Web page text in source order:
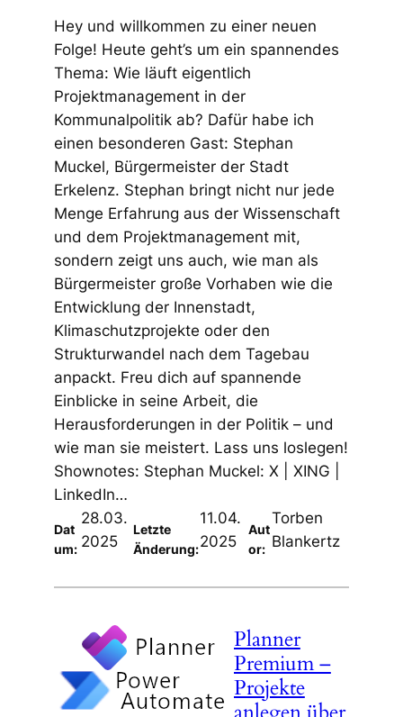
Hey und willkommen zu einer neuen
Folge! Heute geht’s um ein spannendes
Thema: Wie läuft eigentlich
Projektmanagement in der
Kommunalpolitik ab? Dafür habe ich
einen besonderen Gast: Stephan
Muckel, Bürgermeister der Stadt
Erkelenz. Stephan bringt nicht nur jede
Menge Erfahrung aus der Wissenschaft
und dem Projektmanagement mit,
sondern zeigt uns auch, wie man als
Bürgermeister große Vorhaben wie die
Entwicklung der Innenstadt,
Klimaschutzprojekte oder den
Strukturwandel nach dem Tagebau
anpackt. Freu dich auf spannende
Einblicke in seine Arbeit, die
Herausforderungen in der Politik – und
wie man sie meistert. Lass uns loslegen!
Shownotes: Stephan Muckel: X | XING |
LinkedIn…
Dat
um:
28.03.
2025
Letzte
Änderung:
11.04.
2025
Aut
or:
Torben
Blankertz
Planner
Premium –
Projekte